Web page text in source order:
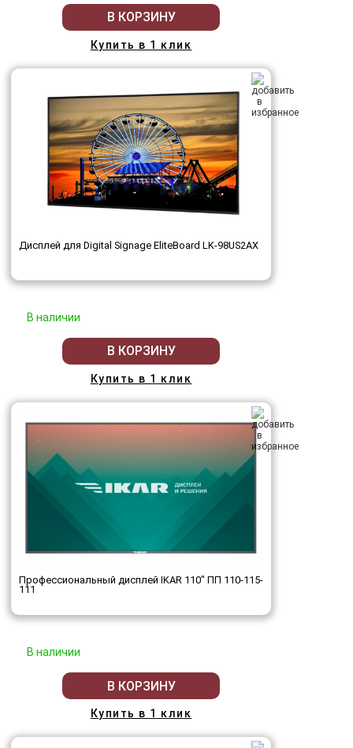
В КОРЗИНУ
Купить в 1 клик
Дисплей для Digital Signage EliteBoard LK-98US2AX
В наличии
В КОРЗИНУ
Купить в 1 клик
Профессиональный дисплей IKAR 110" ПП 110-115-
111
В наличии
В КОРЗИНУ
Купить в 1 клик